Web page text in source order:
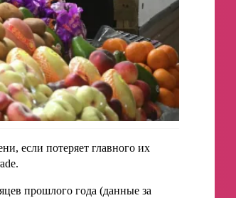
если потеряет главного их
прошлого года (данные за